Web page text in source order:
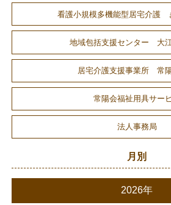
看護小規模多機能型居宅介護
地域包括支援センター 大
居宅介護支援事業所 常
常陽会福祉用具サー
法人事務局
月別
2026年